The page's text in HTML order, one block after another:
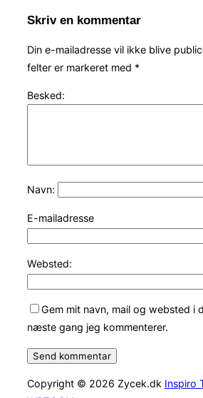
Skriv en kommentar
Din e-mailadresse vil ikke blive
felter er markeret med *
Besked:
Navn:
E-mailadresse
Websted:
Gem mit navn, mail og websted i
næste gang jeg kommenterer.
Copyright © 2026 Zycek.dk Inspiro